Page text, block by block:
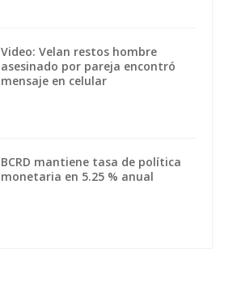
Video: Velan restos hombre
asesinado por pareja encontró
mensaje en celular
BCRD mantiene tasa de política
monetaria en 5.25 % anual